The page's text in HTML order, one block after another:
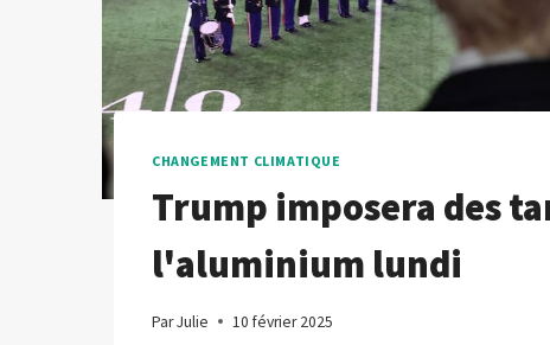
CHANGEMENT CLIMATIQUE
Trump imposera des
l'aluminium lundi
ParJulie 10 février 2025